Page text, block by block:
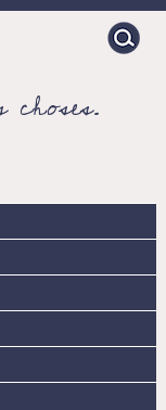
Search
for: